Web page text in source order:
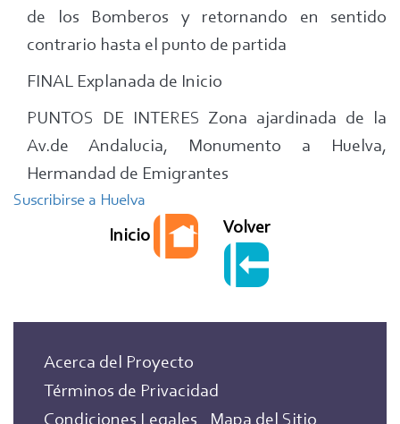
de los Bomberos y retornando en sentido
contrario hasta el punto de partida
FINAL Explanada de Inicio
PUNTOS DE INTERES Zona ajardinada de la
Av.de Andalucia, Monumento a Huelva,
Hermandad de Emigrantes
Suscribirse a Huelva
Inicio Volver
Acerca del Proyecto
Términos de Privacidad
Condiciones Legales
Mapa del Sitio